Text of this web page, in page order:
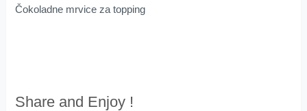
Čokoladne mrvice za topping
Share and Enjoy !